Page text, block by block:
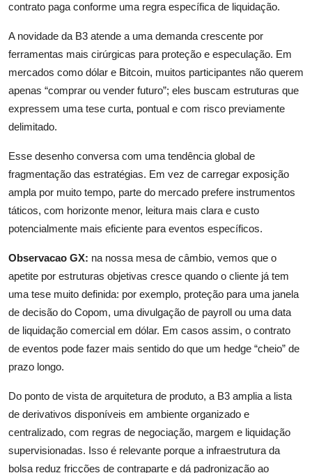
contrato paga conforme uma regra específica de liquidação.
A novidade da B3 atende a uma demanda crescente por
ferramentas mais cirúrgicas para proteção e especulação. Em
mercados como dólar e Bitcoin, muitos participantes não querem
apenas “comprar ou vender futuro”; eles buscam estruturas que
expressem uma tese curta, pontual e com risco previamente
delimitado.
Esse desenho conversa com uma tendência global de
fragmentação das estratégias. Em vez de carregar exposição
ampla por muito tempo, parte do mercado prefere instrumentos
táticos, com horizonte menor, leitura mais clara e custo
potencialmente mais eficiente para eventos específicos.
Observacao GX: na nossa mesa de câmbio, vemos que o
apetite por estruturas objetivas cresce quando o cliente já tem
uma tese muito definida: por exemplo, proteção para uma janela
de decisão do Copom, uma divulgação de payroll ou uma data
de liquidação comercial em dólar. Em casos assim, o contrato
de eventos pode fazer mais sentido do que um hedge “cheio” de
prazo longo.
Do ponto de vista de arquitetura de produto, a B3 amplia a lista
de derivativos disponíveis em ambiente organizado e
centralizado, com regras de negociação, margem e liquidação
supervisionadas. Isso é relevante porque a infraestrutura da
bolsa reduz fricções de contraparte e dá padronização ao